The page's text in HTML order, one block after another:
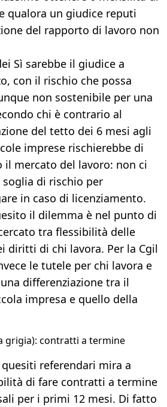
qualora un giudice reputi
del rapporto di lavoro non
Sì sarebbe il giudice a
con il rischio che possa
non sostenibile per una
chi è contrario al
del tetto dei 6 mesi agli
imprese rischierebbe di
mercato del lavoro: non ci
di rischio per
in caso di licenziamento.
il dilemma è nel punto di
tra flessibilità delle
diritti di chi lavora. Per la Cgil
le tutele per chi lavora e
differenziazione tra il
impresa e quello della
grigia): contratti a termine
referendari mira a
di fare contratti a termine
per i primi 12 mesi. Di fatto